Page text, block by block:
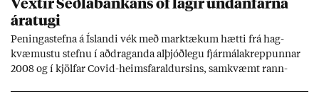
ára­tugi
Pen­inga­stefna á Ís­landi vék með mark­tæk­um hætti frá hag­
kvæm­ustu stefnu í að­drag­anda al­þjóð­legu fjár­málakrepp­unn­ar
2008 og í kjöl­far Covid-heims­far­ald­urs­ins, sam­kvæmt rann­